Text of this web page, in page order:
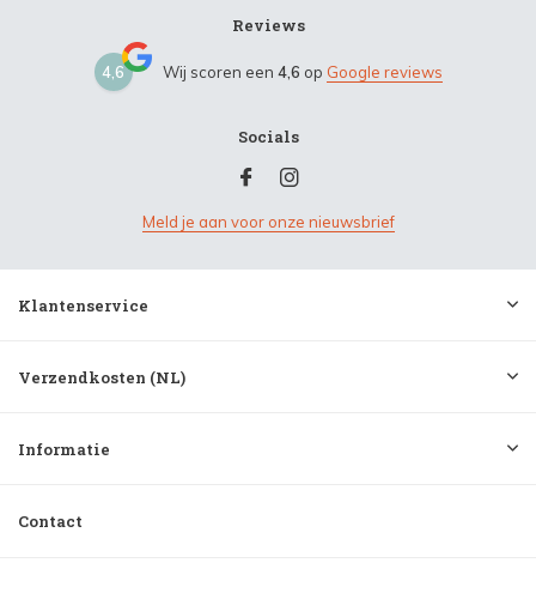
Reviews
4,6 Wij scoren een 4,6 op Google reviews
Socials
Meld je aan voor onze nieuwsbrief
Klantenservice
Verzendkosten (NL)
Informatie
Contact